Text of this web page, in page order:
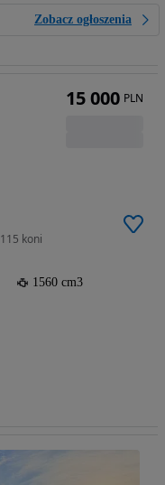
Zobacz ogłoszenia
koni
1560 cm3
15 000 PLN